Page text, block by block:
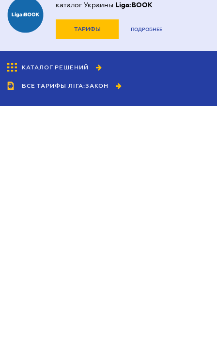
каталог Украины Liga:BOOK
ТАРИФЫ ПОДРОБНЕЕ
КАТАЛОГ РЕШЕНИЙ
ВСЕ ТАРИФЫ ЛІГА:ЗАКОН